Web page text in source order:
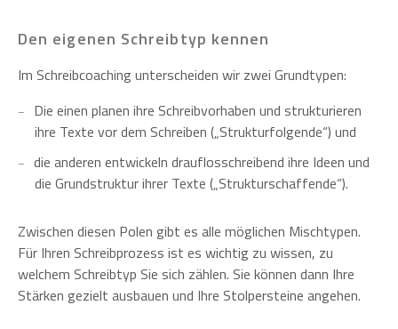
Den eigenen Schreibtyp kennen
Im Schreibcoaching unterscheiden wir zwei Grundtypen:
Die einen planen ihre Schreibvorhaben und strukturieren
ihre Texte vor dem Schreiben („Strukturfolgende“) und
die anderen entwickeln drauflosschreibend ihre Ideen und
die Grundstruktur ihrer Texte („Strukturschaffende“).
Zwischen diesen Polen gibt es alle möglichen Mischtypen.
Für Ihren Schreibprozess ist es wichtig zu wissen, zu
welchem Schreibtyp Sie sich zählen. Sie können dann Ihre
Stärken gezielt ausbauen und Ihre Stolpersteine angehen.